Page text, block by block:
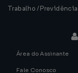
Trabalho / Previdência
Área do Assinante
Fale Conosco